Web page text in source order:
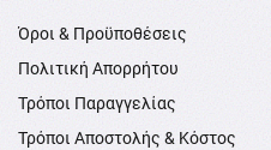
Όροι & Προϋποθέσεις
Πολιτική Απορρήτου
Τρόποι Παραγγελίας
Τρόποι Αποστολής & Κόστος